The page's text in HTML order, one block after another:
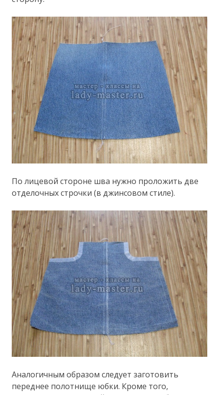
По лицевой стороне шва нужно проложить две
отделочных строчки (в джинсовом стиле).
Аналогичным образом следует заготовить
переднее полотнище юбки. Кроме того,